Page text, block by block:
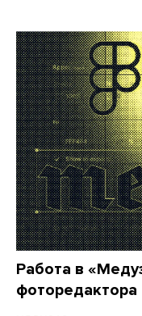
Работа в
фоторедактора